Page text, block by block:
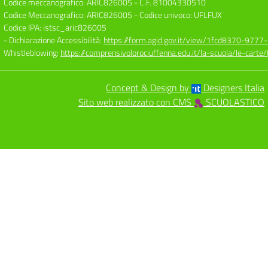
Codice Meccanografico: ARIC826005 - Codice univoco: UFLFUX
Codice IPA: istsc_aric826005
- Dichiarazione Accessibilità: https://form.agid.gov.it/view/1fcd8370-
Whistleblowing: https://comprensivolorociuffenna.edu.it/la-scuola/le-
Concept & Design by
Designers Italia
Sito web realizzato con CMS
SCUOLASTICO